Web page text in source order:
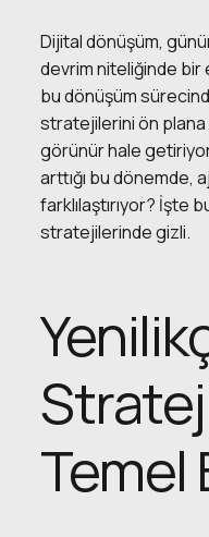
Dijital dönüşüm,
devrim niteliğinde bir
bu dönüşüm
stratejilerini ön plana
görünür hale
arttığı bu dönemde,
farklılaştırıyor? İşte
stratejilerinde gizli.
Temel